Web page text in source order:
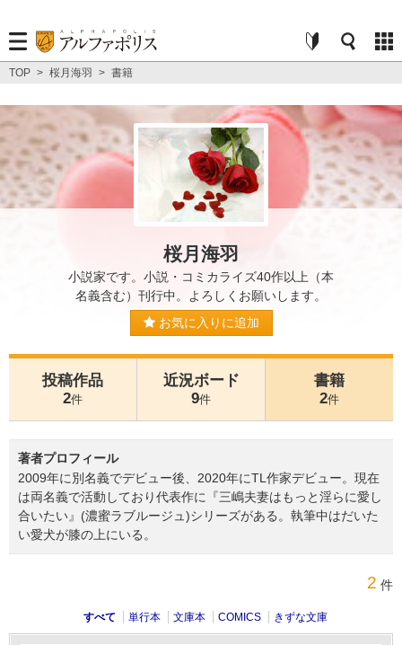
TOP > 桜月海羽 > 書籍
桜月海羽
小説家です。小説・コミカライズ40作以上（本
名義含む）刊行中。よろしくお願いします。
お気に入りに追加
投稿作品
2件
近況ボード
9件
書籍
2件
著者プロフィール
2009年に別名義でデビュー後、2020年にTL作家デビュー。現在
は両名義で活動しており代表作に『三嶋夫妻はもっと淫らに愛し
合いたい』(濃蜜ラブルージュ)シリーズがある。執筆中はだいた
い愛犬が膝の上にいる。
2 件
すべて 単行本 文庫本 COMICS きずな文庫